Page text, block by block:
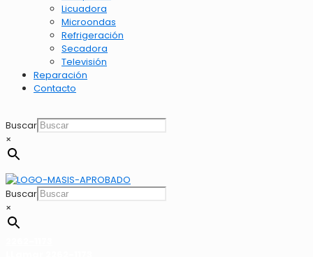
Licuadora
Microondas
Refrigeración
Secadora
Televisión
Reparación
Contacto
Buscar
×
Buscar
×